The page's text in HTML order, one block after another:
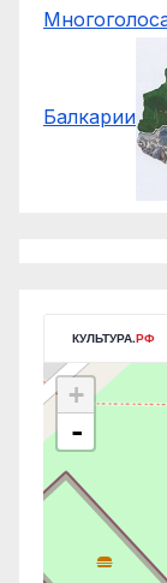
Балкарии